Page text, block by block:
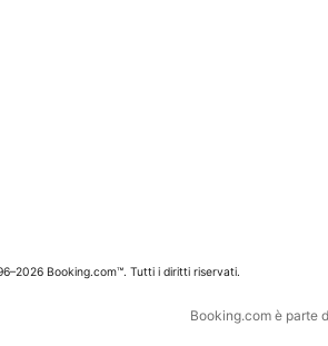
Booking.com™. Tutti i diritti riservati.
Booking.com è parte